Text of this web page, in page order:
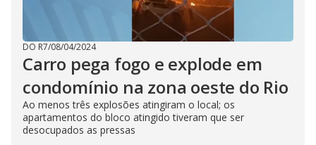
DO R7/08/04/2024
Carro pega fogo e explode em
condomínio na zona oeste do Rio
Ao menos três explosões atingiram o local; os
apartamentos do bloco atingido tiveram que ser
desocupados as pressas